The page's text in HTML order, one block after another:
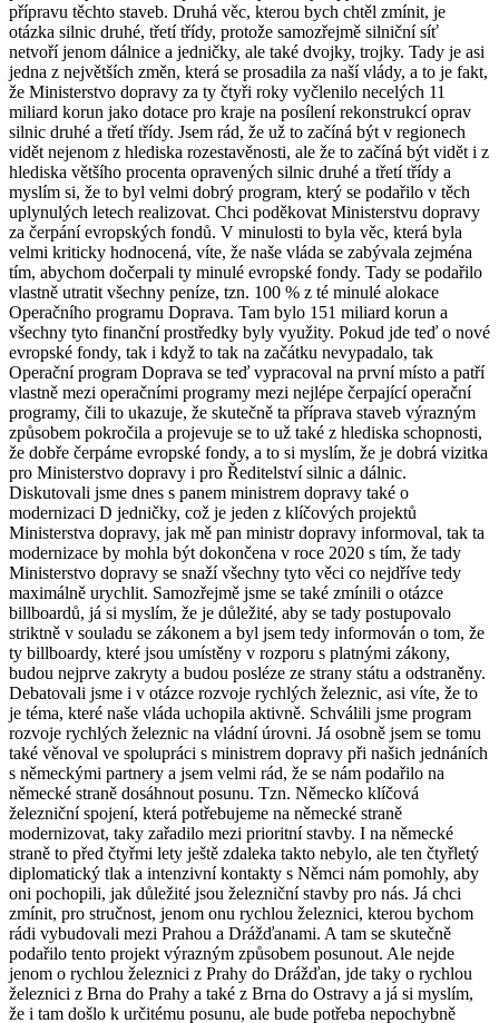
přípravu těchto staveb. Druhá věc, kterou bych chtěl zmínit, je
otázka silnic druhé, třetí třídy, protože samozřejmě silniční síť
netvoří jenom dálnice a jedničky, ale také dvojky, trojky. Tady je asi
jedna z největších změn, která se prosadila za naší vlády, a to je fakt,
že Ministerstvo dopravy za ty čtyři roky vyčlenilo necelých 11
miliard korun jako dotace pro kraje na posílení rekonstrukcí oprav
silnic druhé a třetí třídy. Jsem rád, že už to začíná být v regionech
vidět nejenom z hlediska rozestavěnosti, ale že to začíná být vidět i z
hlediska většího procenta opravených silnic druhé a třetí třídy a
myslím si, že to byl velmi dobrý program, který se podařilo v těch
uplynulých letech realizovat. Chci poděkovat Ministerstvu dopravy
za čerpání evropských fondů. V minulosti to byla věc, která byla
velmi kriticky hodnocená, víte, že naše vláda se zabývala zejména
tím, abychom dočerpali ty minulé evropské fondy. Tady se podařilo
vlastně utratit všechny peníze, tzn. 100 % z té minulé alokace
Operačního programu Doprava. Tam bylo 151 miliard korun a
všechny tyto finanční prostředky byly využity. Pokud jde teď o nové
evropské fondy, tak i když to tak na začátku nevypadalo, tak
Operační program Doprava se teď vypracoval na první místo a patří
vlastně mezi operačními programy mezi nejlépe čerpající operační
programy, čili to ukazuje, že skutečně ta příprava staveb výrazným
způsobem pokročila a projevuje se to už také z hlediska schopnosti,
že dobře čerpáme evropské fondy, a to si myslím, že je dobrá vizitka
pro Ministerstvo dopravy i pro Ředitelství silnic a dálnic.
Diskutovali jsme dnes s panem ministrem dopravy také o
modernizaci D jedničky, což je jeden z klíčových projektů
Ministerstva dopravy, jak mě pan ministr dopravy informoval, tak ta
modernizace by mohla být dokončena v roce 2020 s tím, že tady
Ministerstvo dopravy se snaží všechny tyto věci co nejdříve tedy
maximálně urychlit. Samozřejmě jsme se také zmínili o otázce
billboardů, já si myslím, že je důležité, aby se tady postupovalo
striktně v souladu se zákonem a byl jsem tedy informován o tom, že
ty billboardy, které jsou umístěny v rozporu s platnými zákony,
budou nejprve zakryty a budou posléze ze strany státu a odstraněny.
Debatovali jsme i v otázce rozvoje rychlých železnic, asi víte, že to
je téma, které naše vláda uchopila aktivně. Schválili jsme program
rozvoje rychlých železnic na vládní úrovni. Já osobně jsem se tomu
také věnoval ve spolupráci s ministrem dopravy při našich jednáních
s německými partnery a jsem velmi rád, že se nám podařilo na
německé straně dosáhnout posunu. Tzn. Německo klíčová
železniční spojení, která potřebujeme na německé straně
modernizovat, taky zařadilo mezi prioritní stavby. I na německé
straně to před čtyřmi lety ještě zdaleka takto nebylo, ale ten čtyřletý
diplomatický tlak a intenzivní kontakty s Němci nám pomohly, aby
oni pochopili, jak důležité jsou železniční stavby pro nás. Já chci
zmínit, pro stručnost, jenom onu rychlou železnici, kterou bychom
rádi vybudovali mezi Prahou a Drážďanami. A tam se skutečně
podařilo tento projekt výrazným způsobem posunout. Ale nejde
jenom o rychlou železnici z Prahy do Drážďan, jde taky o rychlou
železnici z Brna do Prahy a také z Brna do Ostravy a já si myslím,
že i tam došlo k určitému posunu, ale bude potřeba nepochybně